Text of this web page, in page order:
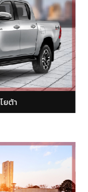
รับซื้อรถกระบะอีซูซุ ดี